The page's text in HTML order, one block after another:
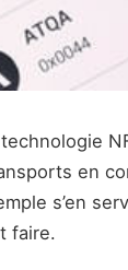
en
s’en
faire.